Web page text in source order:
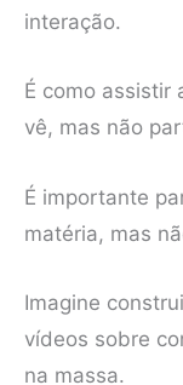
interação.
É como assistir
vê, mas não
É importante
matéria, mas
Imagine
vídeos sobre
na massa.